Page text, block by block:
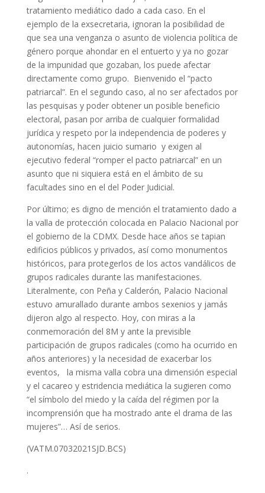
tratamiento mediático dado a cada caso. En el
ejemplo de la exsecretaria, ignoran la posibilidad de
que sea una venganza o asunto de violencia política de
género porque ahondar en el entuerto y ya no gozar
de la impunidad que gozaban, los puede afectar
directamente como grupo. Bienvenido el “pacto
patriarcal”. En el segundo caso, al no ser afectados por
las pesquisas y poder obtener un posible beneficio
electoral, pasan por arriba de cualquier formalidad
jurídica y respeto por la independencia de poderes y
autonomías, hacen juicio sumario y exigen al
ejecutivo federal “romper el pacto patriarcal” en un
asunto que ni siquiera está en el ámbito de su
facultades sino en el del Poder Judicial.
Por último; es digno de mención el tratamiento dado a
la valla de protección colocada en Palacio Nacional por
el gobierno de la CDMX. Desde hace años se tapian
edificios públicos y privados, así como monumentos
históricos, para protegerlos de los actos vandálicos de
grupos radicales durante las manifestaciones.
Literalmente, con Peña y Calderón, Palacio Nacional
estuvo amurallado durante ambos sexenios y jamás
dijeron algo al respecto. Hoy, con miras a la
conmemoración del 8M y ante la previsible
participación de grupos radicales (como ha ocurrido en
años anteriores) y la necesidad de exacerbar los
eventos, la misma valla cobra una dimensión especial
y el cacareo y estridencia mediática la sugieren como
“el símbolo del miedo y la caída del régimen por la
incomprensión que ha mostrado ante el drama de las
mujeres”… Así de serios.
(VATM.07032021SJD.BCS)
.